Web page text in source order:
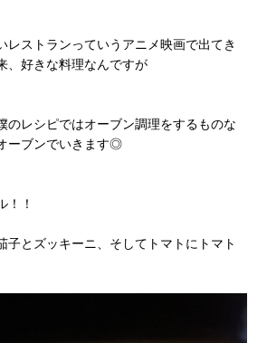
レストランっていうアニメ映画で出てき
、好きな料理なんですが
のレシピではオーブン調理をするものな
ーブンでいきます◎
！！
子とズッキーニ、そしてトマトにトマト